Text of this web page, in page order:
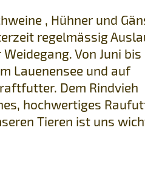
, Hühner und
regelmässig
Von Juni bis
Lauenensee und auf
Dem Rindvieh
hochwertiges
Tieren ist uns